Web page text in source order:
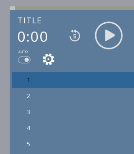
TITLE
0:00
AUTO
1
2
3
4
5